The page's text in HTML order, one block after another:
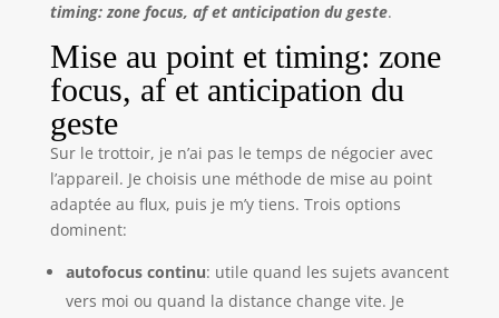
timing: zone focus, af et anticipation du geste.
Mise au point et timing: zone
focus, af et anticipation du
geste
Sur le trottoir, je n’ai pas le temps de négocier avec
l’appareil. Je choisis une méthode de mise au point
adaptée au flux, puis je m’y tiens. Trois options
dominent:
autofocus continu: utile quand les sujets avancent
vers moi ou quand la distance change vite. Je